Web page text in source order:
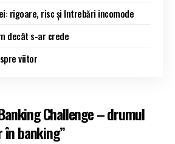
rigoare, risc și întrebări incomode
decât s-ar crede
viitor
Challenge – drumul
banking”